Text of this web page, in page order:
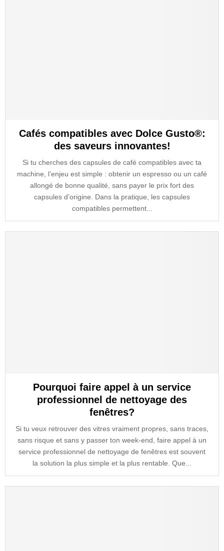
Cafés compatibles avec Dolce Gusto®:
des saveurs innovantes!
Si tu cherches des capsules de café compatibles avec ta
machine, l’enjeu est simple : obtenir un espresso ou un café
allongé de bonne qualité, sans payer le prix fort des
capsules d’origine. Dans la pratique, les capsules
compatibles permettent...
Pourquoi faire appel à un service
professionnel de nettoyage des
fenêtres?
Si tu veux retrouver des vitres vraiment propres, sans traces,
sans risque et sans y passer ton week-end, faire appel à un
service professionnel de nettoyage de fenêtres est souvent
la solution la plus simple et la plus rentable. Que...